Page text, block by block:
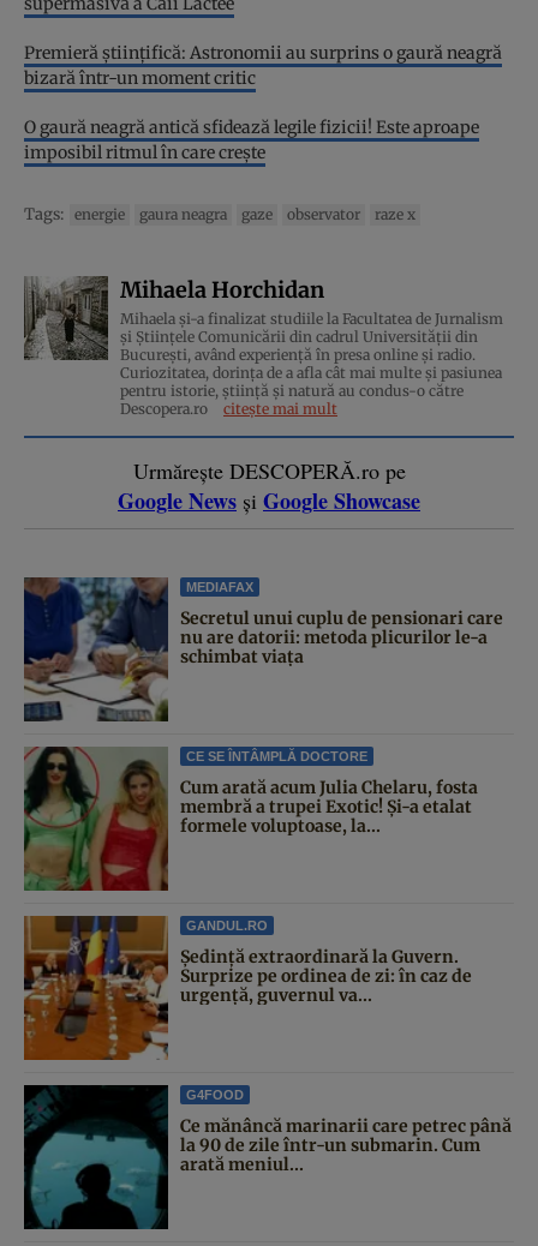
Premieră științifică: Astronomii au surprins o gaură neagră
bizară într-un moment critic
O gaură neagră antică sfidează legile fizicii! Este aproape
imposibil ritmul în care crește
Tags: energie gaura neagra gaze observator raze x
Mihaela Horchidan
Mihaela și-a finalizat studiile la Facultatea de Jurnalism
și Științele Comunicării din cadrul Universității din
București, având experiență în presa online și radio.
Curiozitatea, dorința de a afla cât mai multe și pasiunea
pentru istorie, ştiinţă şi natură au condus-o către
Descopera.ro
citește mai mult
Urmărește DESCOPERĂ.ro pe
Google News și Google Showcase
MEDIAFAX
Secretul unui cuplu de pensionari care
nu are datorii: metoda plicurilor le-a
schimbat viața
CE SE ÎNTÂMPLĂ DOCTORE
Cum arată acum Julia Chelaru, fosta
membră a trupei Exotic! Și-a etalat
formele voluptoase, la...
GANDUL.RO
Şedinţă extraordinară la Guvern.
Surprize pe ordinea de zi: în caz de
urgență, guvernul va...
G4FOOD
Ce mănâncă marinarii care petrec până
la 90 de zile într-un submarin. Cum
arată meniul...